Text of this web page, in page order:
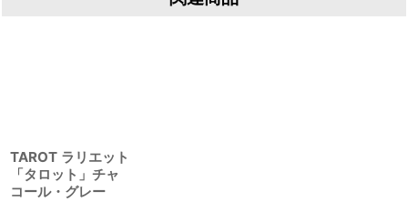
TAROT ラリエット
「タロット」チャ
コール・グレー